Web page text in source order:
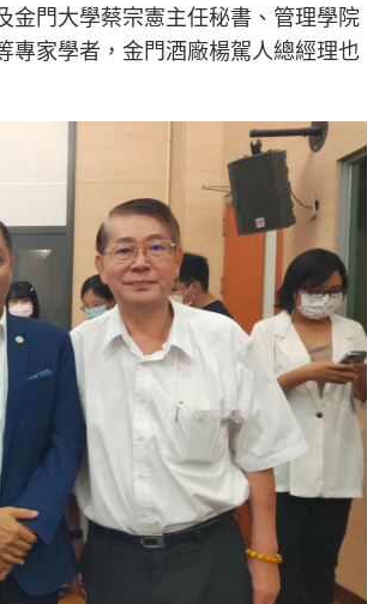
金門大學蔡宗憲主任秘書、管理學院
專家學者，金門酒廠楊駕人總經理也